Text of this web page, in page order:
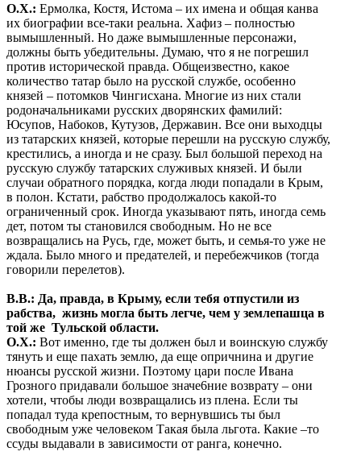
О.Х.: Ермолка, Костя, Истома – их имена и общая канва
их биографии все-таки реальна. Хафиз – полностью
вымышленный. Но даже вымышленные персонажи,
должны быть убедительны. Думаю, что я не погрешил
против исторической правда. Общеизвестно, какое
количество татар было на русской службе, особенно
князей – потомков Чингисхана. Многие из них стали
родоначальниками русских дворянских фамилий:
Юсупов, Набоков, Кутузов, Державин. Все они выходцы
из татарских князей, которые перешли на русскую службу,
крестились, а иногда и не сразу. Был большой переход на
русскую службу татарских служивых князей. И были
случаи обратного порядка, когда люди попадали в Крым,
в полон. Кстати, рабство продолжалось какой-то
ограниченный срок. Иногда указывают пять, иногда семь
дет, потом ты становился свободным. Но не все
возвращались на Русь, где, может быть, и семья-то уже не
ждала. Было много и предателей, и перебежчиков (тогда
говорили перелетов).
В.В.: Да, правда, в Крыму, если тебя отпустили из
рабства, жизнь могла быть легче, чем у землепашца в
той же Тульской области.
О.Х.: Вот именно, где ты должен был и воинскую службу
тянуть и еще пахать землю, да еще опричнина и другие
нюансы русской жизни. Поэтому цари после Ивана
Грозного придавали большое значе6ние возврату – они
хотели, чтобы люди возвращались из плена. Если ты
попадал туда крепостным, то вернувшись ты был
свободным уже человеком Такая была льгота. Какие –то
ссуды выдавали в зависимости от ранга, конечно.